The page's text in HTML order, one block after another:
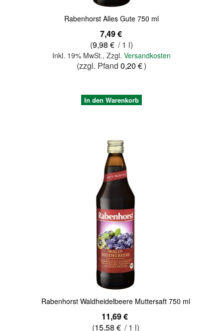
Rabenhorst Alles Gute 750 ml
7,49 €
(9,98 € / 1 l)
Inkl. 19% MwSt., Zzgl. Versandkosten
(zzgl. Pfand 0,20 €)
In den Warenkorb
Rabenhorst Waldheidelbeere Muttersaft 750 ml
11,69 €
(15,58 € / 1 l)